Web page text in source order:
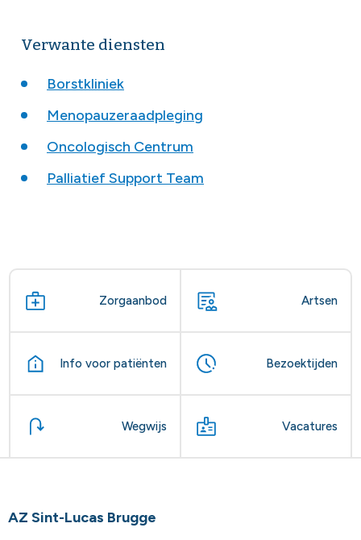
Verwante diensten
Borstkliniek
Menopauzeraadpleging
Oncologisch Centrum
Palliatief Support Team
Zorgaanbod Artsen
Info voor patiënten Bezoektijden
Wegwijs Vacatures
AZ Sint-Lucas Brugge